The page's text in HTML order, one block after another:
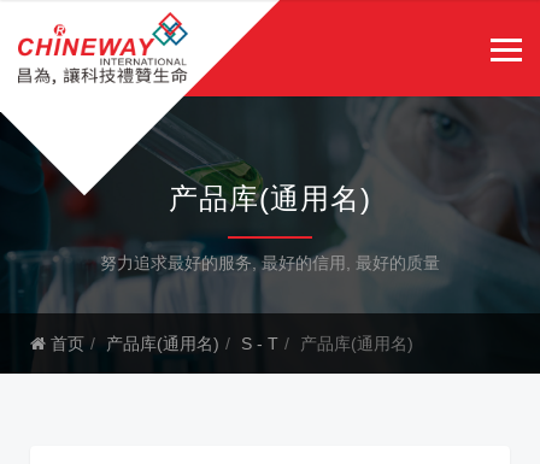
产品库(通用名)
努力追求最好的服务, 最好的信用, 最好的质量
首页 产品库(通用名) S - T 产品库(通用名)